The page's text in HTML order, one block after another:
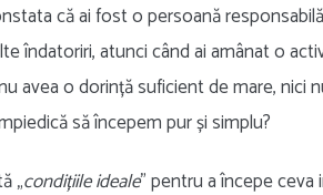
că ai fost o persoană
îndatoriri, atunci când ai amânat o
avea o dorință suficient de mare, nici
să începem pur și simplu?
„condițiile ideale” pentru a începe